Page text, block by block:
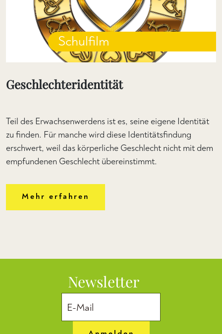
Schulfilm
Geschlechteridentität
Teil des Erwachsenwerdens ist es, seine eigene Identität
zu finden. Für manche wird diese Identitätsfindung
erschwert, weil das körperliche Geschlecht nicht mit dem
empfundenen Geschlecht übereinstimmt.
Mehr erfahren
Newsletter